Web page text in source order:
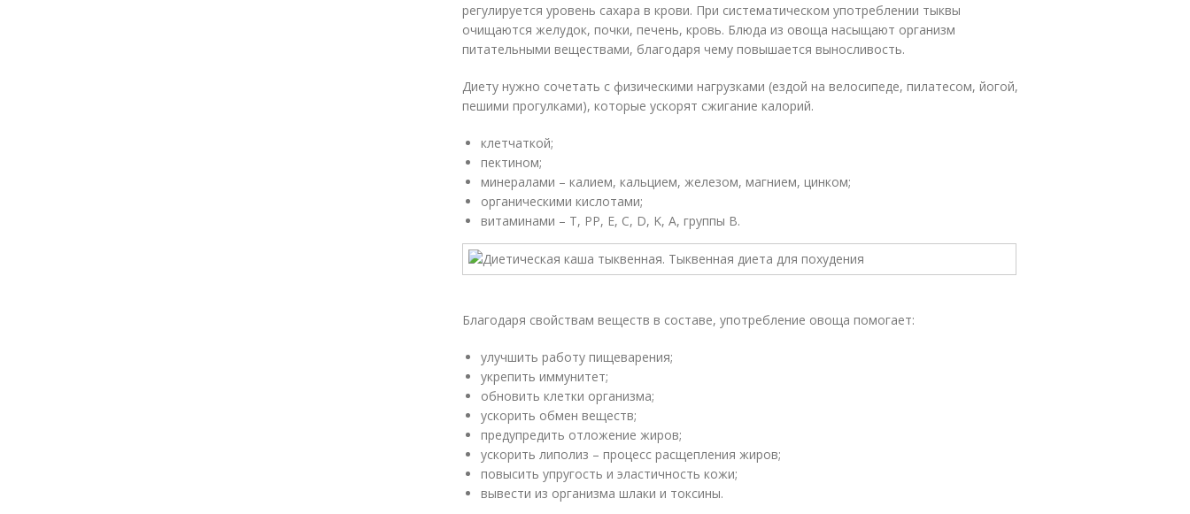
регулируется уровень сахара в крови. При систематическом употреблении тыквы
очищаются желудок, почки, печень, кровь. Блюда из овоща насыщают организм
питательными веществами, благодаря чему повышается выносливость.
Диету нужно сочетать с физическими нагрузками (ездой на велосипеде, пилатесом, йогой,
пешими прогулками), которые ускорят сжигание калорий.
клетчаткой;
пектином;
минералами – калием, кальцием, железом, магнием, цинком;
органическими кислотами;
витаминами – T, PP, E, C, D, K, A, группы B.
Благодаря свойствам веществ в составе, употребление овоща помогает:
улучшить работу пищеварения;
укрепить иммунитет;
обновить клетки организма;
ускорить обмен веществ;
предупредить отложение жиров;
ускорить липолиз – процесс расщепления жиров;
повысить упругость и эластичность кожи;
вывести из организма шлаки и токсины.